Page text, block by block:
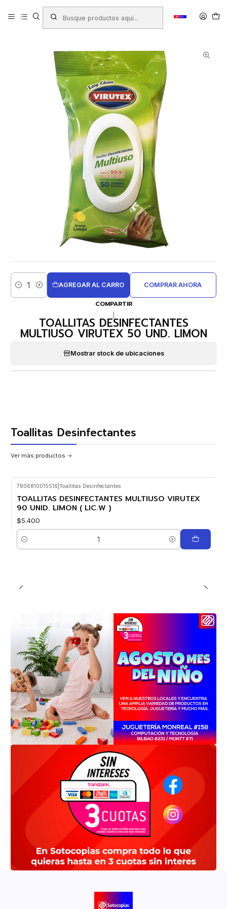
Productos ASEO HOGAR Toallitas Desinfectantes
TOALLITAS DESINFECTANTES MULTIUSO VIRUTEX 50 UND. LIMON
Cantidad
AGREGAR AL CARRO COMPRAR AHORA
COMPARTIR
TOALLITAS DESINFECTANTES
MULTIUSO VIRUTEX 50 UND. LIMON
Mostrar stock de ubicaciones
Toallitas Desinfectantes
Ver más productos
7806810015516 Toallitas Desinfectantes
TOALLITAS DESINFECTANTES MULTIUSO VIRUTEX
90 UNID. LIMON ( LIC.W )
$5.400
Cantidad